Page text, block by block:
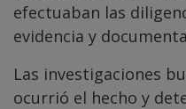
efectuaban las
evidencia y
Las investigaciones
ocurrió el hecho y